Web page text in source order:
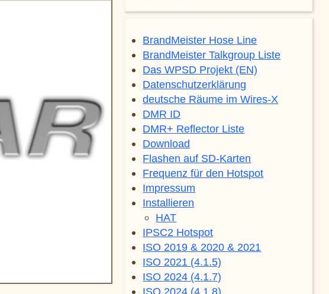
BrandMeister Hose Line
BrandMeister Talkgroup Liste
Das WPSD Projekt (EN)
Datenschutzerklärung
deutsche Räume im Wires-X
DMR ID
DMR+ Reflector Liste
Download
Flashen auf SD-Karten
Frequenz für den Hotspot
Impressum
Installieren
HAT
IPSC2 Hotspot
ISO 2019 & 2020 & 2021
ISO 2021 (4.1.5)
ISO 2024 (4.1.7)
ISO 2024 (4.1.8)